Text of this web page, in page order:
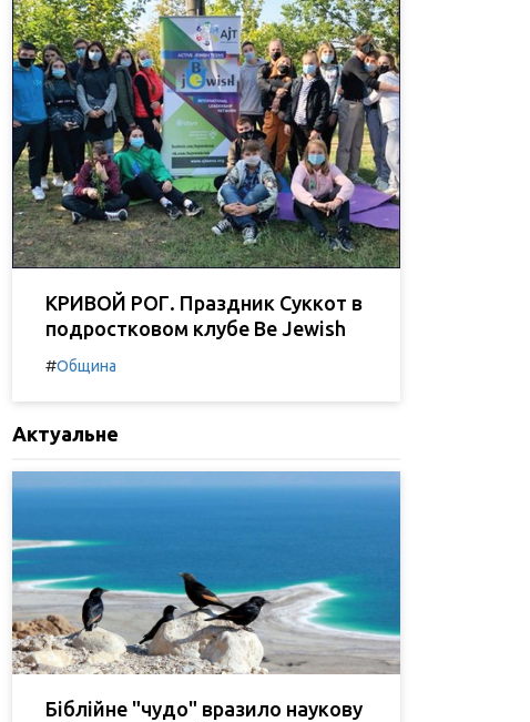
КРИВОЙ РОГ. Праздник Суккот в
подростковом клубе Be Jewish
#Община
Актуальне
Біблійне "чудо" вразило наукову